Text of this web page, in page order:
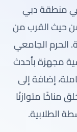
منطقة دبي
من حيث القرب من
الحرم الجامعي
مجهزة بأحدث
إضافة إلى
مناخًا متوازنًا
الطلابية.